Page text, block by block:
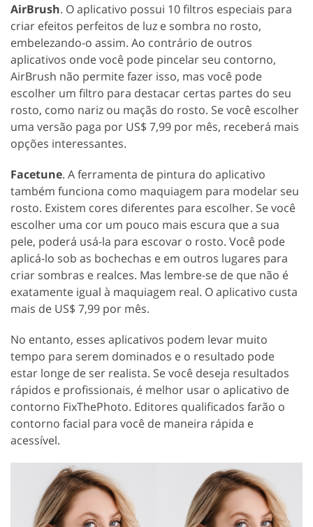
AirBrush. O aplicativo possui 10 filtros especiais para
criar efeitos perfeitos de luz e sombra no rosto,
embelezando-o assim. Ao contrário de outros
aplicativos onde você pode pincelar seu contorno,
AirBrush não permite fazer isso, mas você pode
escolher um filtro para destacar certas partes do seu
rosto, como nariz ou maçãs do rosto. Se você escolher
uma versão paga por US$ 7,99 por mês, receberá mais
opções interessantes.
Facetune. A ferramenta de pintura do aplicativo
também funciona como maquiagem para modelar seu
rosto. Existem cores diferentes para escolher. Se você
escolher uma cor um pouco mais escura que a sua
pele, poderá usá-la para escovar o rosto. Você pode
aplicá-lo sob as bochechas e em outros lugares para
criar sombras e realces. Mas lembre-se de que não é
exatamente igual à maquiagem real. O aplicativo custa
mais de US$ 7,99 por mês.
No entanto, esses aplicativos podem levar muito
tempo para serem dominados e o resultado pode
estar longe de ser realista. Se você deseja resultados
rápidos e profissionais, é melhor usar o aplicativo de
contorno FixThePhoto. Editores qualificados farão o
contorno facial para você de maneira rápida e
acessível.